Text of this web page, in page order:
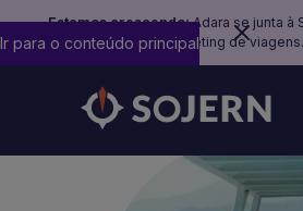
Estamos crescendo:Adara se junta à
futuro do marketing de viagens.
Ir para o conteúdo principal